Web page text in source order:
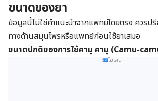
ขนาดของยา
ข้อมูลนี้ไม่ใช่คำแนะนำจากแพทย์โดยตรง ควรป
ทางด้านสมุนไพรหรือแพทย์ก่อนใช้ยาเสมอ
ขนาดปกติของการใช้คามู คามู (Camu-
โฆษณา